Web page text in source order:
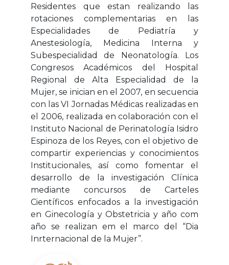
Residentes que estan realizando las
rotaciones complementarias en las
Especialidades de Pediatría y
Anestesiología, Medicina Interna y
Subespecialidad de Neonatología. Los
Congresos Académicos del Hospital
Regional de Alta Especialidad de la
Mujer, se inician en el 2007, en secuencia
con las VI Jornadas Médicas realizadas en
el 2006, realizada en colaboración con el
Instituto Nacional de Perinatología Isidro
Espinoza de los Reyes, con el objetivo de
compartir experiencias y conocimientos
Institucionales, así como fomentar el
desarrollo de la investigación Clínica
mediante concursos de Carteles
Científicos enfocados a la investigación
en Ginecología y Obstetricia y año com
año se realizan em el marco del “Dia
Inrternacional de la Mujer”.